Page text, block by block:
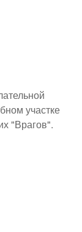
участке
"Врагов".